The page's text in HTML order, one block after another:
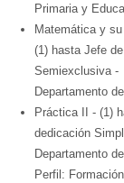
Primaria y
Matemática y
(1) hasta Jefe
Semiexclusiva -
Departamento
Práctica II - (1)
dedicación
Departamento
Perfil: